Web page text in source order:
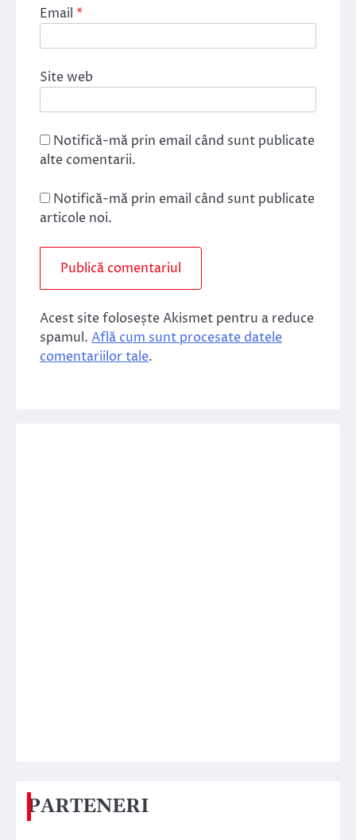
Email *
Site web
Notifică-mă prin email când sunt publicate
alte comentarii.
Notifică-mă prin email când sunt publicate
articole noi.
Acest site folosește Akismet pentru a reduce
spamul. Află cum sunt procesate datele
comentariilor tale.
PARTENERI